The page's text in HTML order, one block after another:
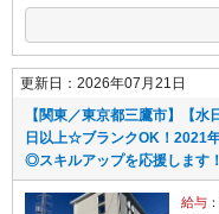
更新日：2026年07月21日
【関東／東京都三鷹市】【
日以上☆ブランクOK！2021
◎スキルアップを応援します
給与